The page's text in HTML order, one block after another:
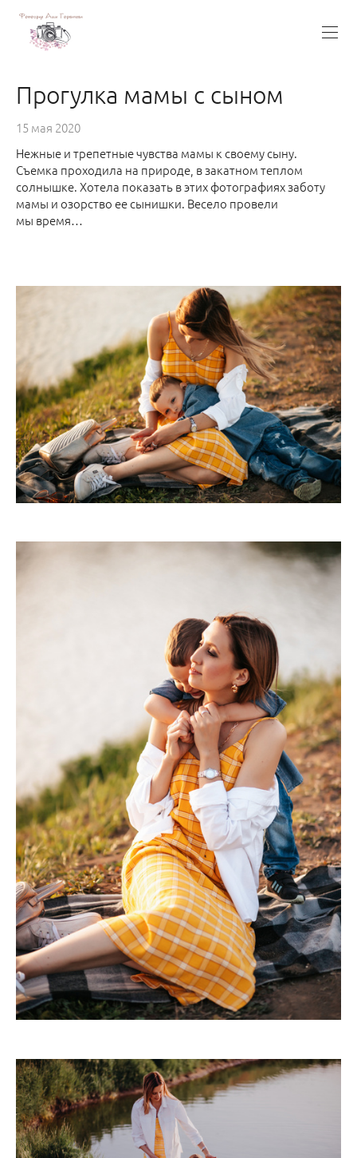
Прогулка мамы с сыном
15 мая 2020
Нежные и трепетные чувства мамы к своему сыну.
Съемка проходила на природе, в закатном теплом
солнышке. Хотела показать в этих фотографиях заботу
мамы и озорство ее сынишки. Весело провели
мы время…